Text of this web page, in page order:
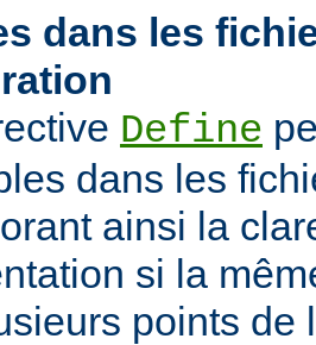
dans les
Define
dans les
ainsi la
si la
points de